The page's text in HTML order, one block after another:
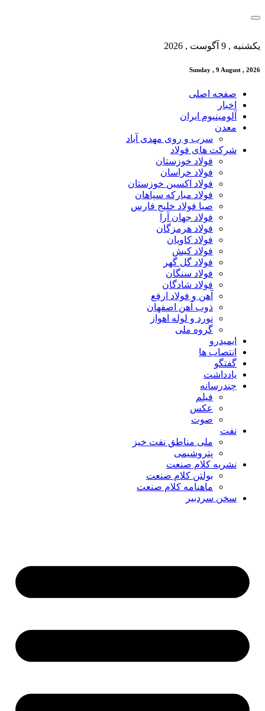
یکشنبه , 9 آگوست , 2026
Sunday , 9 August , 2026
صفحه اصلی
اخبار
آلومینیوم ایران
معدن
سرب و روی مهدی آباد
شرکت های فولاد
فولاد خوزستان
فولاد خراسان
فولاد اکسین خوزستان
فولاد مبارکه سپاهان
صبا فولاد خلیج فارس
فولاد جهان آرا
فولاد هرمزگان
فولاد کاویان
فولاد کیش
فولاد گل گهر
فولاد سنگان
فولاد شادگان
آهن و فولاد ارفع
ذوب آهن اصفهان
نورد و لوله اهواز
گروه ملی
ایمیدرو
انتصاب ها
گفتگو
یادداشت
چندرسانه
فیلم
عکس
صوت
نفت
ملی مناطق نفت خیز
پتروشیمی
نشریه کلام صنعت
بولتن کلام صنعت
ماهنامه کلام صنعت
سخن سردبیر